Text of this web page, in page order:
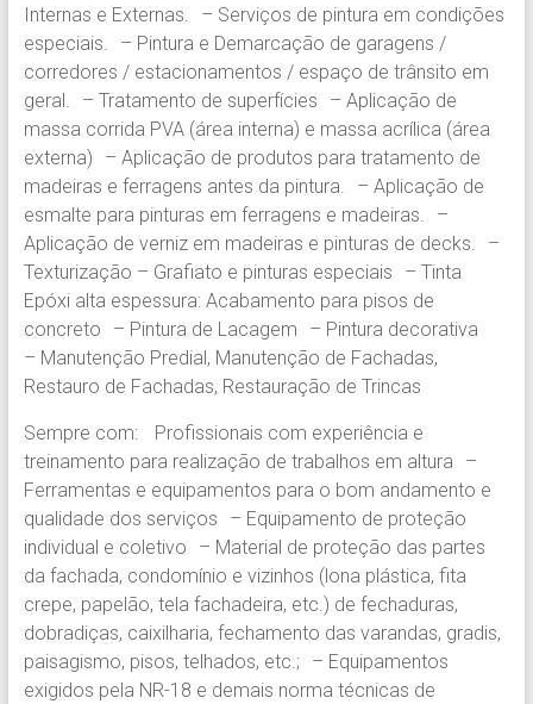
Internas e Externas. – Serviços de pintura em condições
especiais. – Pintura e Demarcação de garagens /
corredores / estacionamentos / espaço de trânsito em
geral. – Tratamento de superfícies – Aplicação de
massa corrida PVA (área interna) e massa acrílica (área
externa) – Aplicação de produtos para tratamento de
madeiras e ferragens antes da pintura. – Aplicação de
esmalte para pinturas em ferragens e madeiras. –
Aplicação de verniz em madeiras e pinturas de decks. –
Texturização – Grafiato e pinturas especiais – Tinta
Epóxi alta espessura: Acabamento para pisos de
concreto – Pintura de Lacagem – Pintura decorativa
– Manutenção Predial, Manutenção de Fachadas,
Restauro de Fachadas, Restauração de Trincas
Sempre com: Profissionais com experiência e
treinamento para realização de trabalhos em altura –
Ferramentas e equipamentos para o bom andamento e
qualidade dos serviços – Equipamento de proteção
individual e coletivo – Material de proteção das partes
da fachada, condomínio e vizinhos (lona plástica, fita
crepe, papelão, tela fachadeira, etc.) de fechaduras,
dobradiças, caixilharia, fechamento das varandas, gradis,
paisagismo, pisos, telhados, etc.; – Equipamentos
exigidos pela NR-18 e demais norma técnicas de